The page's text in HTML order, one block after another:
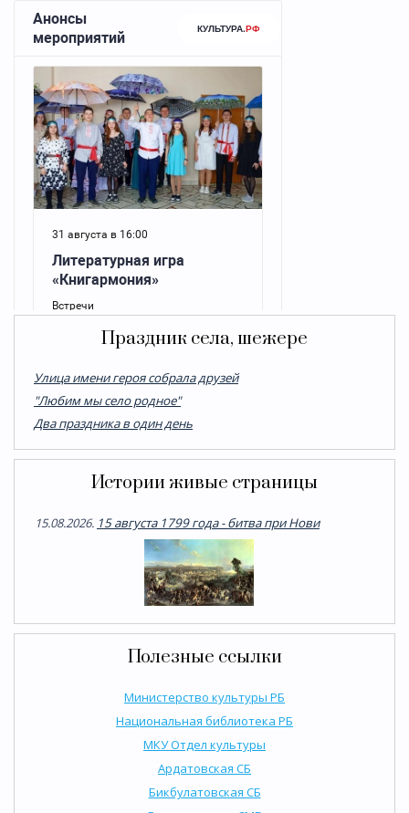
Праздник села, шежере
Улица имени героя собрала друзей
"Любим мы село родное"
Два праздника в один день
Истории живые страницы
15.08.2026. 15 августа 1799 года - битва при Нови
Полезные ссылки
Министерство культуры РБ
Национальная библиотека РБ
МКУ Отдел культуры
Ардатовская СБ
Бикбулатовская СБ